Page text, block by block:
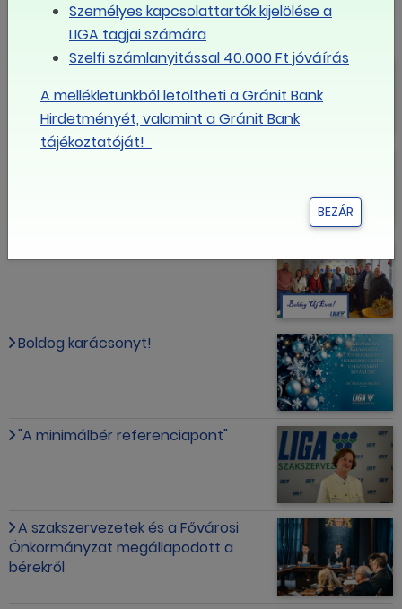
LIGA
Mikor érheti el az egymillió forintot
az átlagfizetés Magyarországon?
Boldog karácsonyt!
"A minimálbér referenciapont"
A szakszervezetek és a Fővárosi
Önkormányzat megállapodott a
bérekről
Személyes kapcsolattartók kijelölése a
LIGA tagjai számára
Szelfi számlanyitással 40.000 Ft jóváírás
A mellékletünkből letöltheti a Gránit Bank
Hirdetményét, valamint a Gránit Bank
tájékoztatóját!
BEZÁR